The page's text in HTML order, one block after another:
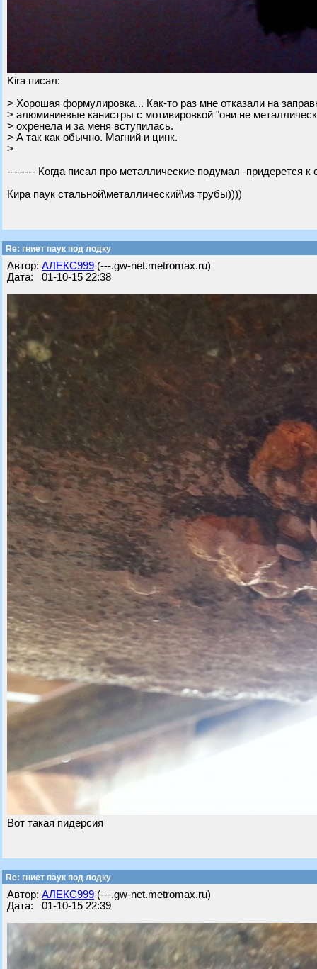
Kira писал:
> Хорошая формулировка... Как-то раз мне отказали на
> алюминиевые канистры с мотивировкой "они не
> охренела и за меня вступилась.
> А так как обычно. Магний и цинк.
>
-------- Когда писал про металлические подумал -придерется к
Кира паук стальной\металлический\из трубы))))
Re: гниет паук под лодку
Автор: АЛЕКС999 (---.gw-net.metromax.ru)
Дата: 01-10-15 22:38
Вот такая пидерсия
Re: гниет паук под лодку
Автор: АЛЕКС999 (---.gw-net.metromax.ru)
Дата: 01-10-15 22:39